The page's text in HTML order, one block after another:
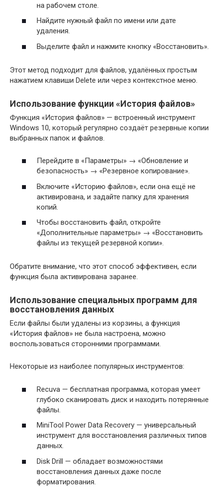
на рабочем столе.
Найдите нужный файл по имени или дате
удаления.
Выделите файл и нажмите кнопку «Восстановить».
Этот метод подходит для файлов, удалённых простым
нажатием клавиши Delete или через контекстное меню.
Использование функции «История файлов»
Функция «История файлов» — встроенный инструмент
Windows 10, который регулярно создаёт резервные копии
выбранных папок и файлов.
Перейдите в «Параметры» → «Обновление и
безопасность» → «Резервное копирование».
Включите «Историю файлов», если она ещё не
активирована, и задайте папку для хранения
копий.
Чтобы восстановить файл, откройте
«Дополнительные параметры» → «Восстановить
файлы из текущей резервной копии».
Обратите внимание, что этот способ эффективен, если
функция была активирована заранее.
Использование специальных программ для
восстановления данных
Если файлы были удалены из корзины, а функция
«История файлов» не была настроена, можно
воспользоваться сторонними программами.
Некоторые из наиболее популярных инструментов:
Recuva — бесплатная программа, которая умеет
глубоко сканировать диск и находить потерянные
файлы.
MiniTool Power Data Recovery — универсальный
инструмент для восстановления различных типов
данных.
Disk Drill — обладает возможностями
восстановления данных даже после
форматирования.